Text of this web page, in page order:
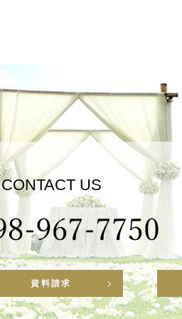
CONTACT US
資料請求